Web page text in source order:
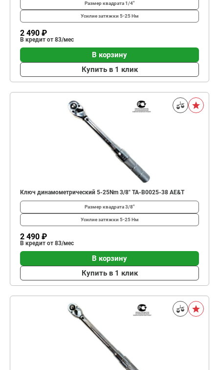
Размер квадрата1/4"
Усилие затяжки 5-25 Нм
2 490 ₽
В кредит от 83/мес
В корзину
Купить в 1 клик
Ключ динамометрический 5-25Nm 3/8" TA-B0025-38 AE&T
Размер квадрата3/8"
Усилие затяжки 5-25 Нм
2 490 ₽
В кредит от 83/мес
В корзину
Купить в 1 клик